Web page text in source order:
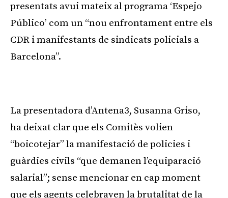
presentats avui mateix al programa ‘Espejo
Público’ com un “nou enfrontament entre els
CDR i manifestants de sindicats policials a
Barcelona”.
La presentadora d’Antena3, Susanna Griso,
ha deixat clar que els Comitès volien
“boicotejar” la manifestació de policies i
guàrdies civils “que demanen l’equiparació
salarial”; sense mencionar en cap moment
que els agents celebraven la brutalitat de la